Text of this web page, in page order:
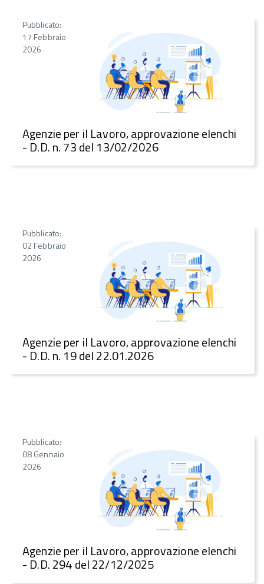
Pubblicato:
17 Febbraio
2026
Agenzie per il Lavoro, approvazione elenchi
- D.D. n. 73 del 13/02/2026
Pubblicato:
02 Febbraio
2026
Agenzie per il Lavoro, approvazione elenchi
- D.D. n. 19 del 22.01.2026
Pubblicato:
08 Gennaio
2026
Agenzie per il Lavoro, approvazione elenchi
- D.D. 294 del 22/12/2025